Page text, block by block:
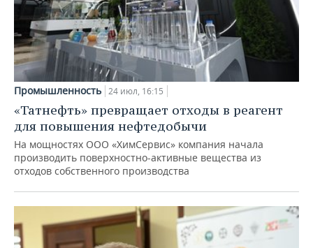
Промышленность 24 июл, 16:15
«Татнефть» превращает отходы в реагент
для повышения нефтедобычи
На мощностях ООО «ХимСервис» компания начала
производить поверхностно-активные вещества из
отходов собственного производства